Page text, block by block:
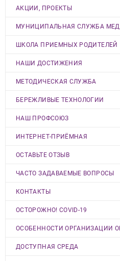
АКЦИИ, ПРОЕКТЫ
МУНИЦИПАЛЬНАЯ СЛУЖБА
ШКОЛА ПРИЕМНЫХ РОДИТЕЛЕЙ
НАШИ ДОСТИЖЕНИЯ
МЕТОДИЧЕСКАЯ СЛУЖБА
БЕРЕЖЛИВЫЕ ТЕХНОЛОГИИ
НАШ ПРОФСОЮЗ
ИНТЕРНЕТ-ПРИЁМНАЯ
ОСТАВЬТЕ ОТЗЫВ
ЧАСТО ЗАДАВАЕМЫЕ ВОПРОСЫ
КОНТАКТЫ
ОСТОРОЖНО! COVID-19
ОСОБЕННОСТИ ОРГАНИЗАЦИИ
ДОСТУПНАЯ СРЕДА